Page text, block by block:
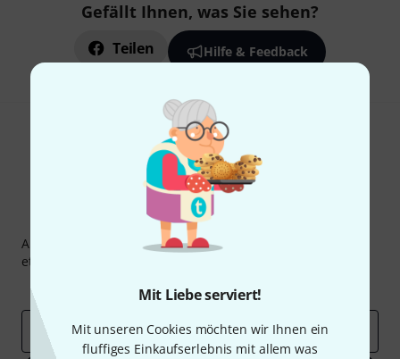
Mit Liebe serviert!
Mit unseren Cookies möchten wir Ihnen ein
fluffiges Einkaufserlebnis mit allem was
Gefällt Ihnen, was Sie sehen?
Teilen Hilfe & Feedback
Thomann Newsletter
Abonniere den Thomann Newsletter und gewinne mit
etwas Glück einen von
Inspirierende Beiträge
Deals
E-Mail-Adresse*